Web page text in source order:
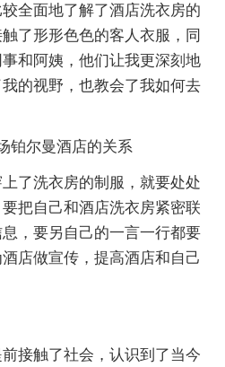
全面地了解了酒店洗衣房的
了形形色色的客人衣服，同
和阿姨，他们让我更深刻地
的视野，也教会了我如何去
铂尔曼酒店的关系
了洗衣房的制服，就要处处
把自己和酒店洗衣房紧密联
，要另自己的一言一行都要
店做宣传，提高酒店和自己
接触了社会，认识到了当今